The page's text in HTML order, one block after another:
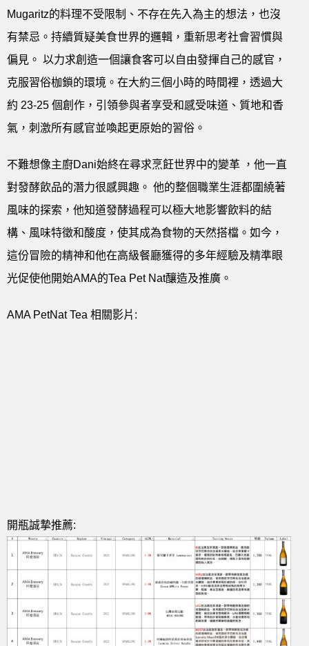
Mugaritz的料理不受限制、不存在先入為主的想法，也沒
有禁忌。持續質疑美食世界的邏輯，重新思考社會習慣與
偏見。 以力求創造一個讓食客可以自由發揮自己的感官，
克服習俗枷鎖的環境。在大約三個小時的時間裡，透過大
約 23-25 個創作，引領參與者享受和感受味道、質地和香
氣，刺激所有感官並喚起更原始的習俗。
不難想像主廚Dani始終在尋求烹飪世界中的變革 ，他一直
對發酵飲品的潛力很感興趣。 他的整個職業生涯都圍繞著
風味的探索，他知道發酵過程可以極大地影響飲料的結
構、風味特徵和酸度，使其成為食物的天然搭檔。如今，
這份冒險的精神和他在高級餐廳獲得的多年經驗及精準眼
光促使他開始AMA的Tea Pet Nat釀造及推廣。
AMA PetNat Tea 相關影片:
開瓶誠摯推薦: